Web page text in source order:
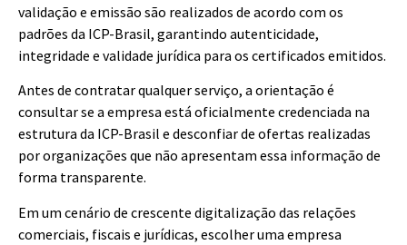
validação e emissão são realizados de acordo com os
padrões da ICP-Brasil, garantindo autenticidade,
integridade e validade jurídica para os certificados emitidos.
Antes de contratar qualquer serviço, a orientação é
consultar se a empresa está oficialmente credenciada na
estrutura da ICP-Brasil e desconfiar de ofertas realizadas
por organizações que não apresentam essa informação de
forma transparente.
Em um cenário de crescente digitalização das relações
comerciais, fiscais e jurídicas, escolher uma empresa